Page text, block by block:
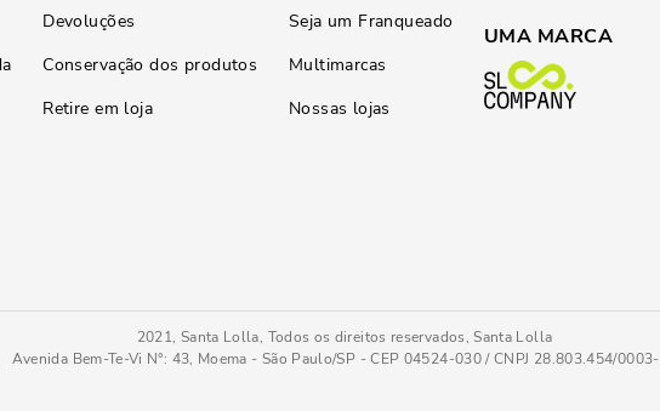
Devoluções
Conservação dos produtos
Retire em loja
Seja um Franqueado
Multimarcas
Nossas lojas
UMA MARCA
2021, Santa Lolla, Todos os direitos reservados, Santa Lolla
Avenida Bem-Te-Vi N°: 43, Moema - São Paulo/SP - CEP 04524-030 / CNPJ 28.803.454/